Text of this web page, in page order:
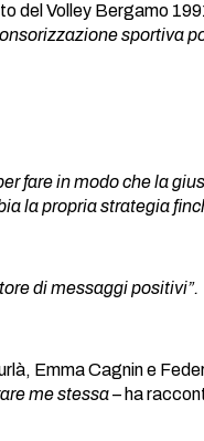
del Volley Bergamo
sportiva
fare in modo che la
la propria strategia
di messaggi positivi”.
Emma Cagnin e
me stessa– ha